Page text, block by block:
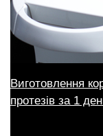
Виготовлення
протезів за 1